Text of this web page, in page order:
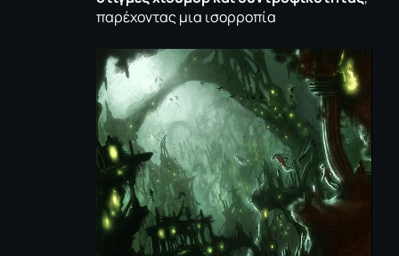
παρέχοντας μια ισορροπία